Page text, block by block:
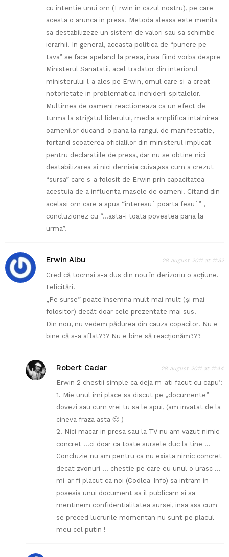
cu intentie unui om (Erwin in cazul nostru), pe care
acesta o arunca in presa. Metoda aleasa este menita
sa destabilizeze un sistem de valori sau sa schimbe
ierarhii. In general, aceasta politica de “punere pe
tava” se face apeland la presa, insa fiind vorba despre
Ministerul Sanatatii, acel tradator din interiorul
ministerului l-a ales pe Erwin, omul care si-a creat
notorietate in problematica inchiderii spitalelor.
Multimea de oameni reactioneaza ca un efect de
turma la strigatul liderului, media amplifica intalnirea
oamenilor ducand-o pana la rangul de manifestatie,
fortand scoaterea oficialilor din ministerul implicat
pentru declaratiile de presa, dar nu se obtine nici
destabilizarea si nici demisia cuiva,asa cum a crezut
“sursa” care s-a folosit de Erwin prin capacitatea
acestuia de a influenta masele de oameni. Citand din
acelasi om care a spus “interesu` poarta fesu`” ,
concluzionez cu “…asta-i toata povestea pana la
urma”.
Erwin Albu 28 august 2011 at 11:32
Cred că tocmai s-a dus din nou în derizoriu o acţiune.
Felicitări.
„Pe surse” poate însemna mult mai mult (şi mai
folositor) decât doar cele prezentate mai sus.
Din nou, nu vedem pădurea din cauza copacilor. Nu e
bine că s-a aflat??? Nu e bine să reacţionăm???
Robert Cadar 28 august 2011 at 11:44
Erwin 2 chestii simple ca deja m-ati facut cu capu’:
1. Mie unul imi place sa discut pe „documente”
dovezi sau cum vrei tu sa le spui, (am invatat de la
cineva fraza asta 🙂 )
2. Nici macar in presa sau la TV nu am vazut nimic
concret …ci doar ca toate sursele duc la tine …
Concluzie nu am pentru ca nu exista nimic concret
decat zvonuri … chestie pe care eu unul o urasc …
mi-ar fi placut ca noi (Codlea-Info) sa intram in
posesia unui document sa il publicam si sa
mentinem confidentialitatea sursei, insa asa cum
se preced lucrurile momentan nu sunt pe placul
meu cel putin !